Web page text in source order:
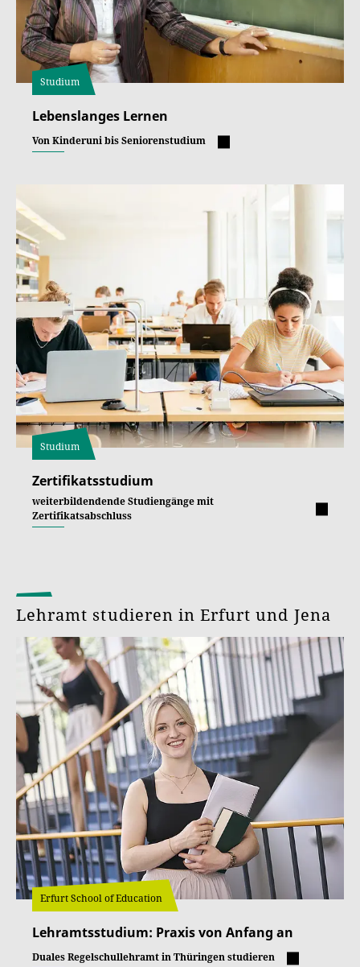
Studium
Lebenslanges Lernen
Von Kinderuni bis Seniorenstudium
Studium
Zertifikatsstudium
weiterbildendende Studiengänge mit
Zertifikatsabschluss
Lehramt studieren in Erfurt und Jena
Erfurt School of Education
Lehramtsstudium: Praxis von Anfang an
Duales Regelschullehramt in Thüringen studieren